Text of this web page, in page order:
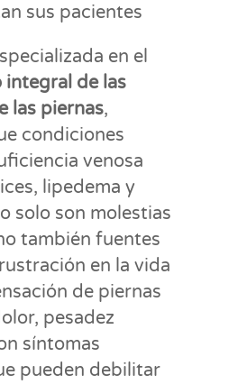
sus pacientes
en el
de las
las piernas,
condiciones
venosa
lipedema y
solo son molestias
también fuentes
en la vida
de piernas
pesadez
síntomas
pueden debilitar